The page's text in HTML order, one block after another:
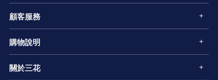
顧客服務
購物說明
關於三花